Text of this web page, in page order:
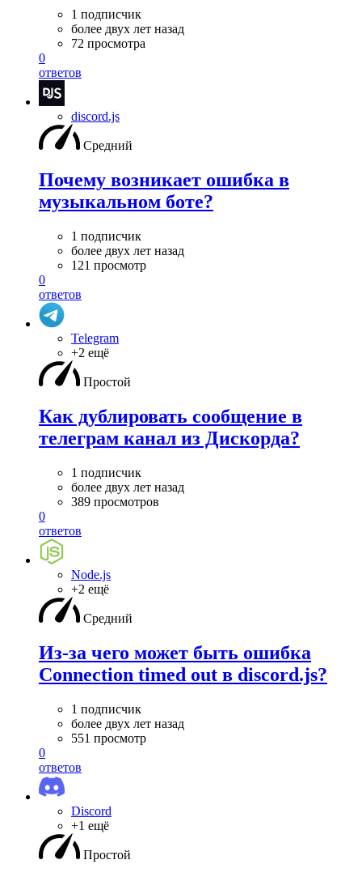
1 подписчик
более двух лет назад
72 просмотра
0
ответов
discord.js
Средний
Почему возникает ошибка в
музыкальном боте?
1 подписчик
более двух лет назад
121 просмотр
0
ответов
Telegram
+2 ещё
Простой
Как дублировать сообщение в
телеграм канал из Дискорда?
1 подписчик
более двух лет назад
389 просмотров
0
ответов
Node.js
+2 ещё
Средний
Из-за чего может быть ошибка
Connection timed out в discord.js?
1 подписчик
более двух лет назад
551 просмотр
0
ответов
Discord
+1 ещё
Простой